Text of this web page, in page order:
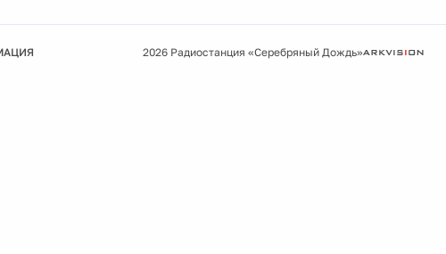
2026 Радиостанция «Серебряный Дождь»